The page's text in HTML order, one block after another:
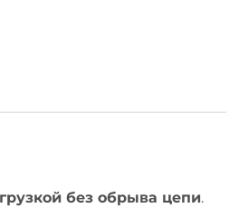
без обрыва цепи.